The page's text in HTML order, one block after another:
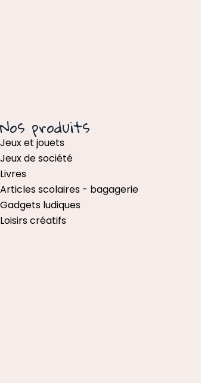
Nos produits
Jeux et jouets
Jeux de société
Livres
Articles scolaires - bagagerie
Gadgets ludiques
Loisirs créatifs